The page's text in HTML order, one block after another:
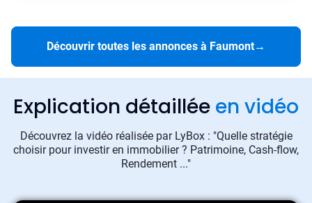
Découvrir toutes les annonces à Faumont→
Explication détaillée en vidéo
Découvrez la vidéo réalisée par LyBox : "Quelle stratégie
choisir pour investir en immobilier ? Patrimoine, Cash-flow,
Rendement ..."